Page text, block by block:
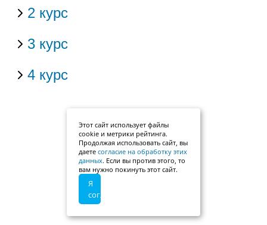
2 курс
3 курс
4 курс
Этот сайт использует файлы
cookie и метрики рейтинга.
Продолжая использовать сайт, вы
даете согласие на обработку этих
данных. Если вы против этого, то
вам нужно покинуть этот сайт.
Я
согласен